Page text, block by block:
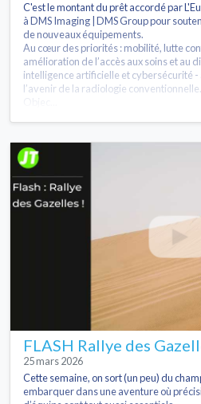
C'est le montant du prêt accordé par
à DMS Imaging | DMS Group pour
de nouveaux équipements.
Au cœur des priorités : mobilité, lutte
amélioration de l’accès aux soins et au
intelligence artificielle et cybersécurité -
l’avenir de la radiologie conventionnelle.
FLASH Rallye des
25 mars 2026
Cette semaine, on sort (un peu) du
embarquer dans une aventure où